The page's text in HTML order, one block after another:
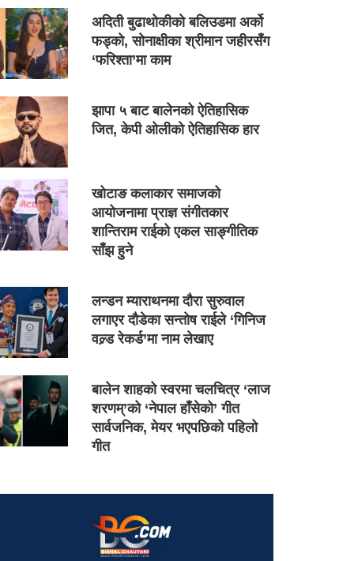
अदिती बुढाथोकीको बलिउडमा अर्को
फड्को, सोनाक्षीका श्रीमान जहीरसँग
‘फरिश्ता’मा काम
झापा ५ बाट बालेनको ऐतिहासिक
जित, केपी ओलीको ऐतिहासिक हार
खोटाङ कलाकार समाजको
आयोजनामा प्राज्ञ संगीतकार
शान्तिराम राईको एकल साङ्गीतिक
साँझ हुने
लन्डन म्याराथनमा दौरा सुरुवाल
लगाएर दौडेका सन्तोष राईले ‘गिनिज
वल्र्ड रेकर्ड’मा नाम लेखाए
बालेन शाहको स्वरमा चलचित्र ‘लाज
शरणम्’को ‘नेपाल हाँसेको’ गीत
सार्वजनिक, मेयर भएपछिको पहिलो
गीत